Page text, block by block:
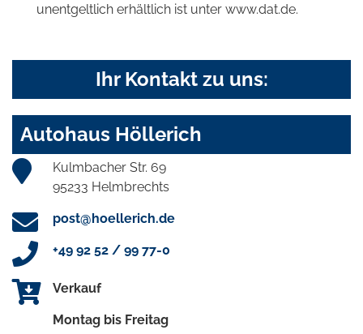
unentgeltlich erhältlich ist unter www.dat.de.
Ihr Kontakt zu uns:
Autohaus Höllerich
Kulmbacher Str. 69
95233 Helmbrechts
post@hoellerich.de
+49 92 52 / 99 77-0
Verkauf
Montag bis Freitag